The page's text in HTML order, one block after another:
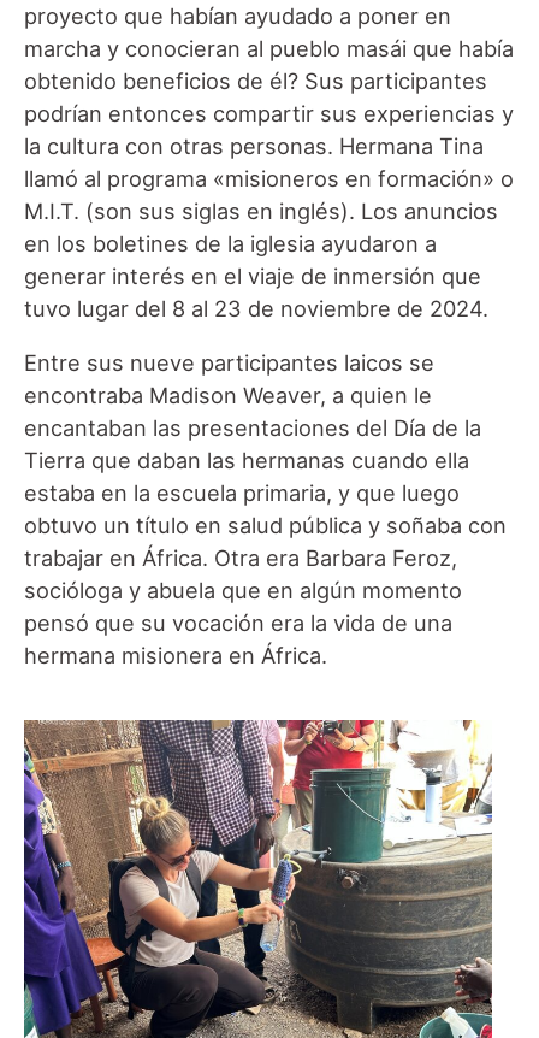
proyecto que habían ayudado a poner en
marcha y conocieran al pueblo masái que había
obtenido beneficios de él? Sus participantes
podrían entonces compartir sus experiencias y
la cultura con otras personas. Hermana Tina
llamó al programa «misioneros en formación» o
M.I.T. (son sus siglas en inglés). Los anuncios
en los boletines de la iglesia ayudaron a
generar interés en el viaje de inmersión que
tuvo lugar del 8 al 23 de noviembre de 2024.
Entre sus nueve participantes laicos se
encontraba Madison Weaver, a quien le
encantaban las presentaciones del Día de la
Tierra que daban las hermanas cuando ella
estaba en la escuela primaria, y que luego
obtuvo un título en salud pública y soñaba con
trabajar en África. Otra era Barbara Feroz,
socióloga y abuela que en algún momento
pensó que su vocación era la vida de una
hermana misionera en África.